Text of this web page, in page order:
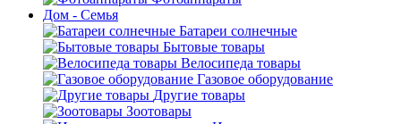
Дом - Семья
Батареи солнечные
Бытовые товары
Велосипеда товары
Газовое оборудование
Другие товары
Зоотовары